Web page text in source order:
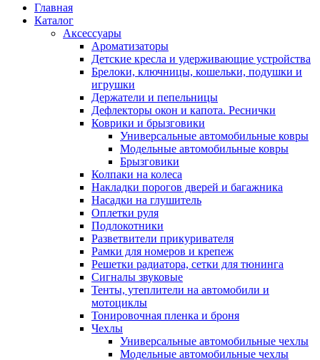
Главная
Каталог
Аксессуары
Ароматизаторы
Детские кресла и удерживающие устройства
Брелоки, ключницы, кошельки, подушки и
игрушки
Держатели и пепельницы
Дефлекторы окон и капота. Реснички
Коврики и брызговики
Универсальные автомобильные ковры
Модельные автомобильные ковры
Брызговики
Колпаки на колеса
Накладки порогов дверей и багажника
Насадки на глушитель
Оплетки руля
Подлокотники
Разветвители прикуривателя
Рамки для номеров и крепеж
Решетки радиатора, сетки для тюнинга
Сигналы звуковые
Тенты, утеплители на автомобили и
мотоциклы
Тонировочная пленка и броня
Чехлы
Универсальные автомобильные чехлы
Модельные автомобильные чехлы